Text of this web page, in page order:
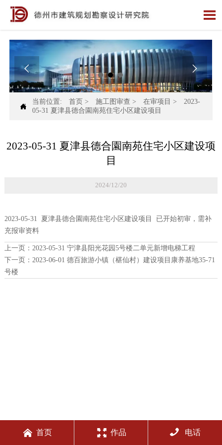

 

当前位置: 首页 > 施工图审查 > 在审项目 >
2023-
05-31 夏津县德合園南苑住宅小区建设项目
2023-05-31 夏津县德合園南苑住宅小区建设项
目
2024/12/20
2023-05-31 夏津县德合園南苑住宅小区建设项目 已开始初审，需补
充报审资料
上一页：
2023-05-31 宁津县阳光花园5号楼二单元新增电梯工程
下一页： 2023-06-01 德百旅游小镇（椹仙村）建设项目康养基地35-71
号楼
 首页  作品  电话